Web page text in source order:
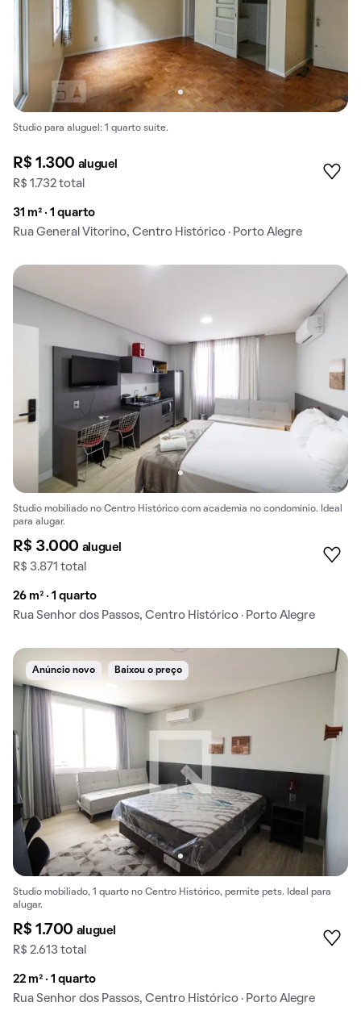
Studio para aluguel: 1 quarto suíte.
R$ 1.300 aluguel
R$ 1.732 total
31 m² · 1 quarto
Rua General Vitorino, Centro Histórico · Porto Alegre
Studio mobiliado no Centro Histórico com academia no condomínio. Ideal
para alugar.
R$ 3.000 aluguel
R$ 3.871 total
26 m² · 1 quarto
Rua Senhor dos Passos, Centro Histórico · Porto Alegre
Anúncio novo Baixou o preço
Studio mobiliado, 1 quarto no Centro Histórico, permite pets. Ideal para
alugar.
R$ 1.700 aluguel
R$ 2.613 total
22 m² · 1 quarto
Rua Senhor dos Passos, Centro Histórico · Porto Alegre